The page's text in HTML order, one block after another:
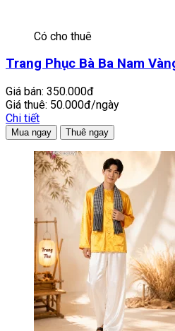
Có cho thuê
Trang Phục Bà Ba Nam
Giá bán: 350.000đ
Giá thuê: 50.000đ/ngày
Chi tiết
Mua ngay Thuê ngay